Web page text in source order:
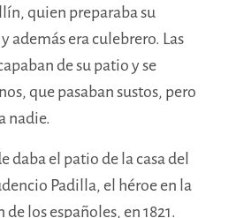
quien preparaba su
además era culebrero. Las
de su patio y se
que pasaban sustos, pero
nadie.
daba el patio de la casa del
Padilla, el héroe en la
los españoles, en 1821.